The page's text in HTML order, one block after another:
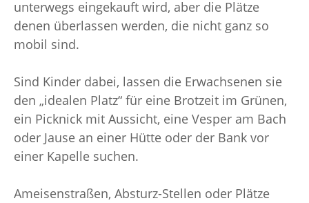
unterwegs eingekauft wird, aber die Plätze
denen überlassen werden, die nicht ganz so
mobil sind.
Sind Kinder dabei, lassen die Erwachsenen sie
den „idealen Platz“ für eine Brotzeit im Grünen,
ein Picknick mit Aussicht, eine Vesper am Bach
oder Jause an einer Hütte oder der Bank vor
einer Kapelle suchen.
Ameisenstraßen, Absturz-Stellen oder Plätze